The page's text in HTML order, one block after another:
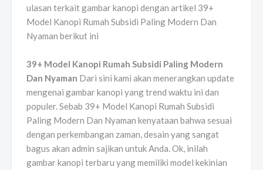
ulasan terkait gambar kanopi dengan artikel 39+
Model Kanopi Rumah Subsidi Paling Modern Dan
Nyaman berikut ini
39+ Model Kanopi Rumah Subsidi Paling Modern
Dan Nyaman Dari sini kami akan menerangkan update
mengenai gambar kanopi yang trend waktu ini dan
populer. Sebab 39+ Model Kanopi Rumah Subsidi
Paling Modern Dan Nyaman kenyataan bahwa sesuai
dengan perkembangan zaman, desain yang sangat
bagus akan admin sajikan untuk Anda. Ok, inilah
gambar kanopi terbaru yang memiliki model kekinian